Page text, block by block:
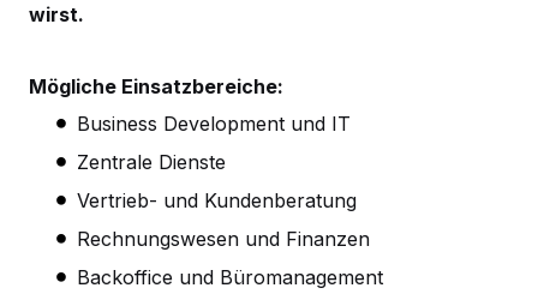
wirst.
Mögliche Einsatzbereiche:
Business Development und IT
Zentrale Dienste
Vertrieb- und Kundenberatung
Rechnungswesen und Finanzen
Backoffice und Büromanagement